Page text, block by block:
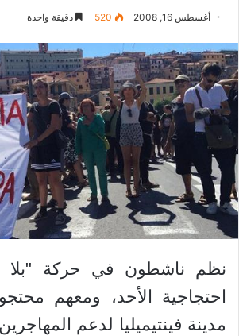
أغسطس 16, 2008 520 دقيقة واحدة
نظم ناشطون في حركة "بلا
احتجاجية الأحد، ومعهم
مدينة فينتيميليا لدعم